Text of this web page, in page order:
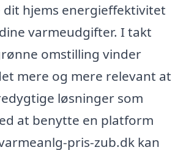
hjems energieffektivitet
varmeudgifter. I takt
omstilling vinder
mere og mere relevant at
løsninger som
at benytte en platform
pris-zub.dk kan